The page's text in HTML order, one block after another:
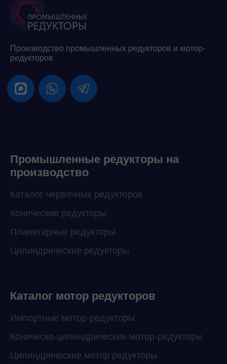
Производство промышленных редукторов и мотор-
редукторов
Промышленные редукторы на
производство
Каталог червячных редукторов
Конические редукторы
Планетарные редукторы
Цилиндрические редукторы
Каталог мотор редукторов
Импортные мотор-редукторы
Коническо-цилиндрические мотор-редукторы
Цилиндрические мотор редукторы